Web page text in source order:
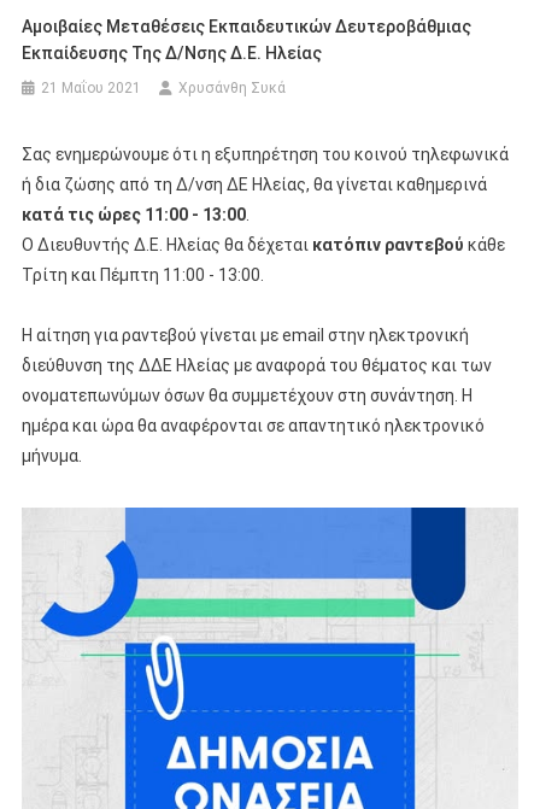
Αμοιβαίες Μεταθέσεις Εκπαιδευτικών Δευτεροβάθμιας
Εκπαίδευσης Της Δ/νσης Δ.Ε. Ηλείας
21 Μαΐου 2021 Χρυσάνθη Συκά
Σας ενημερώνουμε ότι η εξυπηρέτηση του κοινού τηλεφωνικά
ή δια ζώσης από τη Δ/νση ΔΕ Ηλείας, θα γίνεται καθημερινά
κατά τις ώρες 11:00 - 13:00.
Ο Διευθυντής Δ.Ε. Ηλείας θα δέχεται κατόπιν ραντεβού κάθε
Τρίτη και Πέμπτη 11:00 - 13:00.
Η αίτηση για ραντεβού γίνεται με email στην ηλεκτρονική
διεύθυνση της ΔΔΕ Ηλείας με αναφορά του θέματος και των
ονοματεπωνύμων όσων θα συμμετέχουν στη συνάντηση. Η
ημέρα και ώρα θα αναφέρονται σε απαντητικό ηλεκτρονικό
μήνυμα.